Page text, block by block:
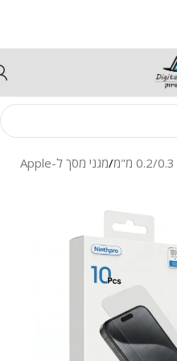
/מגני מסך ל-Apple